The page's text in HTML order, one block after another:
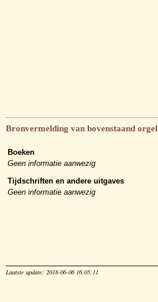
Bronvermelding van bovenstaand orgel
Boeken
Geen informatie aanwezig
Tijdschriften en andere uitgaves
Geen informatie aanwezig
Laatste update: 2018-06-06 16:05:11